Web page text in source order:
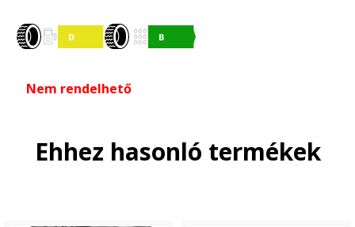
Nem rendelhető
Ehhez hasonló termékek